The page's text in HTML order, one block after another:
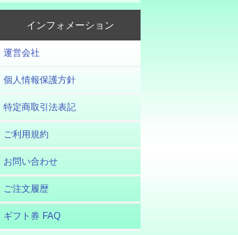
インフォメーション
運営会社
個人情報保護方針
特定商取引法表記
ご利用規約
お問い合わせ
ご注文履歴
ギフト券 FAQ